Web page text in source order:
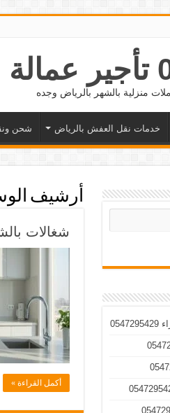
خدمات نقل العفش بالرياض شحن
أرشيف
شغالات بالشهر
أكمل القراءة »